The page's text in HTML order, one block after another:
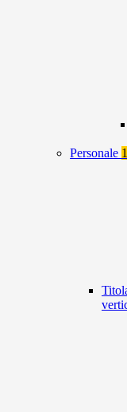
Personale